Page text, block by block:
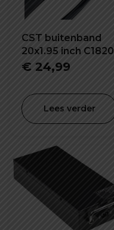
CST buitenband
20x1.95 inch C1820
€ 24,99
Lees verder